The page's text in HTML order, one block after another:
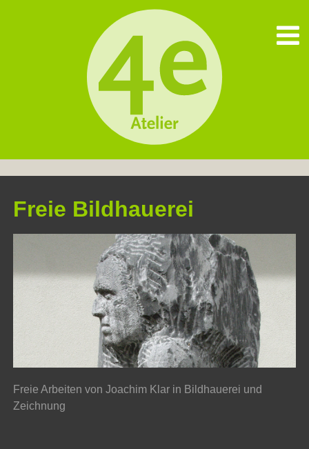
Freie Bildhauerei
Freie Arbeiten von Joachim Klar in Bildhauerei und
Zeichnung